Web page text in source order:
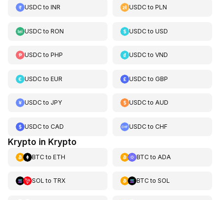
USDCto INR USDCtoPLN
USDCto RON USDCtoUSD
USDCto PHP USDCtoVND
USDCto EUR USDCtoGBP
USDCto JPY USDCtoAUD
USDCto CAD USDCtoCHF
Krypto in Krypto
BTCto ETH BTCto ADA
SOL to TRX BTCto SOL